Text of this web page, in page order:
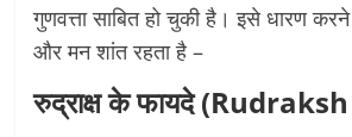
गुणवत्ता साबित हो चुकी है। इसे धारण
और मन शांत रहता है –
रुद्राक्ष के फायदे